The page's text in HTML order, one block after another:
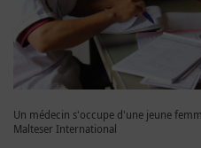
Un médecin s'occupe d'une jeune
Malteser International